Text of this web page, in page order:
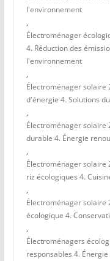
l'environnement
,
Électroménager
4. Réduction des
l'environnement
,
Électroménager solaire
d'énergie 4. Solutions
,
Électroménager solaire
durable 4. Énergie
,
Électroménager solaire
riz écologiques 4.
,
Électroménager solaire
écologique 4.
,
Électroménagers
responsables 4.